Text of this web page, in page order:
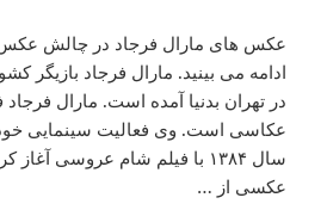
عکس های مارال فرجاد در چالش عکس
در تهران بدنیا آمده است. مارال
عکاسی است. وی فعالیت سینمایی خود
عکسی از …